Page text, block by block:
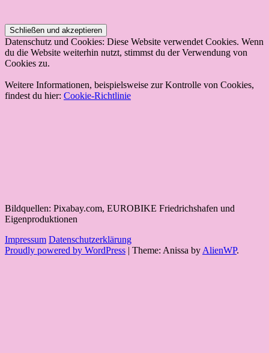
Datenschutz und Cookies: Diese Website verwendet Cookies. Wenn
du die Website weiterhin nutzt, stimmst du der Verwendung von
Cookies zu.
Weitere Informationen, beispielsweise zur Kontrolle von Cookies,
findest du hier: Cookie-Richtlinie
Bildquellen: Pixabay.com, EUROBIKE Friedrichshafen und
Eigenproduktionen
Impressum Datenschutzerklärung
Proudly powered by WordPress | Theme: Anissa by AlienWP.